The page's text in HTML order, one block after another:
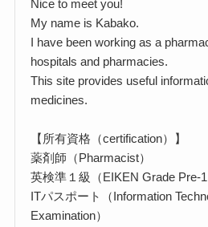
Nice to meet you!
My name is Kabako.
I have been working as a
hospitals and pharmacies.
This site provides useful
medicines.
【所有資格（certification）】
薬剤師（Pharmacist）
英検準１級（EIKEN Grade Pre-1
ITパスポート（Information
Examination）